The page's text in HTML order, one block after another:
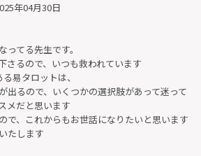
年04月30日
てる先生です。
さるので、いつも救われています
易タロットは、
出るので、いくつかの選択肢があって迷って
メだと思います
で、これからもお世話になりたいと思います
たします